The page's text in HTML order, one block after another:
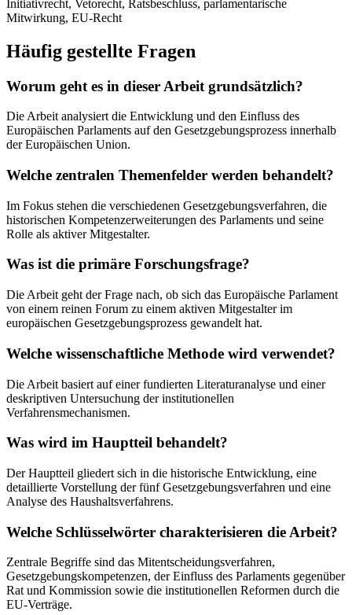
Initiativrecht, Vetorecht, Ratsbeschluss, parlamentarische
Mitwirkung, EU-Recht
Häufig gestellte Fragen
Worum geht es in dieser Arbeit grundsätzlich?
Die Arbeit analysiert die Entwicklung und den Einfluss des
Europäischen Parlaments auf den Gesetzgebungsprozess innerhalb
der Europäischen Union.
Welche zentralen Themenfelder werden behandelt?
Im Fokus stehen die verschiedenen Gesetzgebungsverfahren, die
historischen Kompetenzerweiterungen des Parlaments und seine
Rolle als aktiver Mitgestalter.
Was ist die primäre Forschungsfrage?
Die Arbeit geht der Frage nach, ob sich das Europäische Parlament
von einem reinen Forum zu einem aktiven Mitgestalter im
europäischen Gesetzgebungsprozess gewandelt hat.
Welche wissenschaftliche Methode wird verwendet?
Die Arbeit basiert auf einer fundierten Literaturanalyse und einer
deskriptiven Untersuchung der institutionellen
Verfahrensmechanismen.
Was wird im Hauptteil behandelt?
Der Hauptteil gliedert sich in die historische Entwicklung, eine
detaillierte Vorstellung der fünf Gesetzgebungsverfahren und eine
Analyse des Haushaltsverfahrens.
Welche Schlüsselwörter charakterisieren die Arbeit?
Zentrale Begriffe sind das Mitentscheidungsverfahren,
Gesetzgebungskompetenzen, der Einfluss des Parlaments gegenüber
Rat und Kommission sowie die institutionellen Reformen durch die
EU-Verträge.